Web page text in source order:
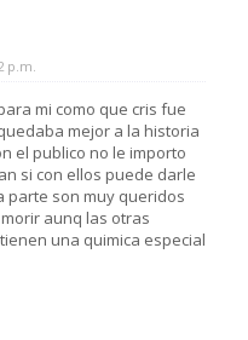
p.m.
mi como que cris fue
mejor a la historia
el publico no le importo
si con ellos puede darle
parte son muy queridos
aunq las otras
una quimica especial